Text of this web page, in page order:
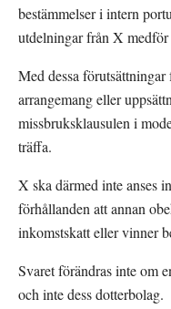
bestämmelser i intern
utdelningar från X
Med dessa
arrangemang eller
missbruksklausulen i
träffa.
X ska därmed inte anses
förhållanden att annan
inkomstskatt eller vinner
Svaret förändras inte om
och inte dess dotterbolag.